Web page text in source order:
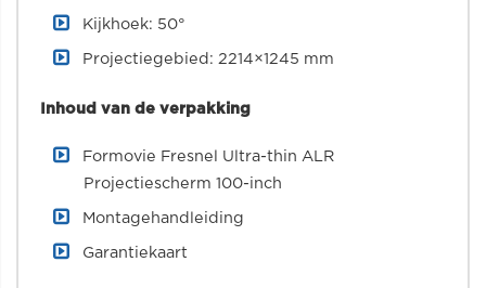
Kijkhoek: 50°
Projectiegebied: 2214×1245 mm
Inhoud van de verpakking
Formovie Fresnel Ultra-thin ALR
Projectiescherm 100-inch
Montagehandleiding
Garantiekaart